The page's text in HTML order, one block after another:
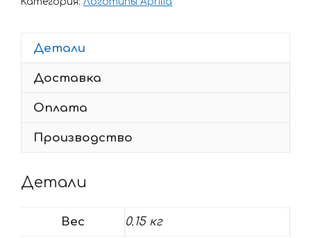
Детали
Доставка
Оплата
Производство
Детали
Вес 0.15 кг